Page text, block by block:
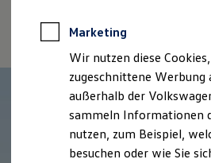
Anpfiff zum Gewinn
Elektroautos
ID. Tutorials
Elektrofahrzeugkonzepte
Reichweite
Reichweite der ID.
Reichweite im
Marketing
Wir nutzen diese
zugeschnittene Werbung
außerhalb der
sammeln Informationen
nutzen, zum Beispiel,
besuchen oder wie Sie